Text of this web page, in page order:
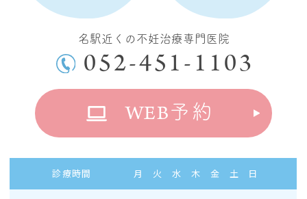
名駅近くの不妊治療専門医院
052-451-1103
WEB予約
診療時間 月 火 水 木 金 土 日